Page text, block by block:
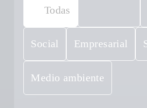
Todas
Social Empresarial
Medio ambiente